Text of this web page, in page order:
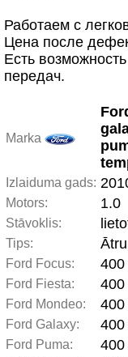
Работаем с
Цена после
Есть
передач.
Marka
Izlaiduma gads:
Motors: 1.0
Stāvoklis:
Tips:
Ford Focus: 400
Ford Fiesta: 400
Ford Mondeo: 400
Ford Galaxy: 400
Ford Puma: 400